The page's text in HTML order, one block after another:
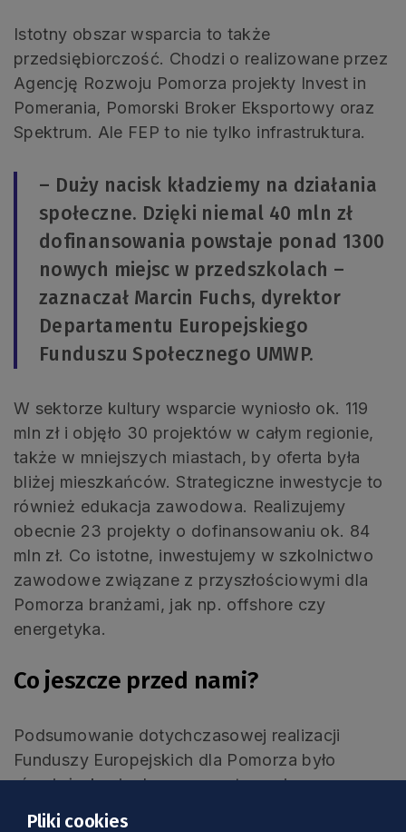
Istotny obszar wsparcia to także
przedsiębiorczość. Chodzi o realizowane przez
Agencję Rozwoju Pomorza projekty Invest in
Pomerania, Pomorski Broker Eksportowy oraz
Spektrum. Ale FEP to nie tylko infrastruktura.
– Duży nacisk kładziemy na działania
społeczne. Dzięki niemal 40 mln zł
dofinansowania powstaje ponad 1300
nowych miejsc w przedszkolach –
zaznaczał Marcin Fuchs, dyrektor
Departamentu Europejskiego
Funduszu Społecznego UMWP.
W sektorze kultury wsparcie wyniosło ok. 119
mln zł i objęło 30 projektów w całym regionie,
także w mniejszych miastach, by oferta była
bliżej mieszkańców. Strategiczne inwestycje to
również edukacja zawodowa. Realizujemy
obecnie 23 projekty o dofinansowaniu ok. 84
mln zł. Co istotne, inwestujemy w szkolnictwo
zawodowe związane z przyszłościowymi dla
Pomorza branżami, jak np. offshore czy
energetyka.
Co jeszcze przed nami?
Podsumowanie dotychczasowej realizacji
Funduszy Europejskich dla Pomorza było
również okazją do zaprezentowania
najbliższych planów na 2026 rok.
Pliki cookies